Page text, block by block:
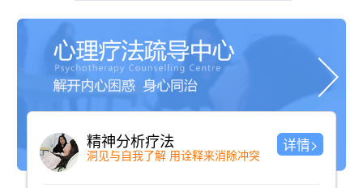
精神分析疗法
洞见与自我了解 用诠释来消除冲突
详情>